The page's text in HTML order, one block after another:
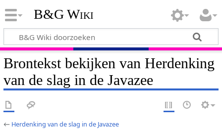
B&G Wiki
Brontekst bekijken van Herdenking
van de slag in de Javazee
← Herdenking van de slag in de Javazee